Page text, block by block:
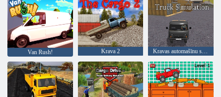
Van Rush! Krava 2 Kravas automašīnu simulācija